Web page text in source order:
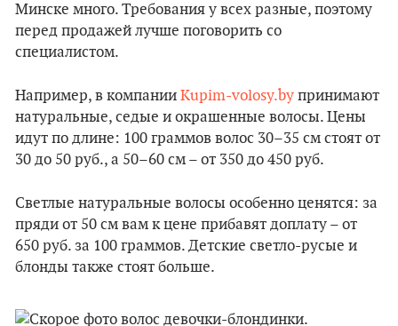
Минске много. Требования у всех разные, поэтому
перед продажей лучше поговорить со
специалистом.
Например, в компании Kupim-volosy.by принимают
натуральные, седые и окрашенные волосы. Цены
идут по длине: 100 граммов волос 30–35 см стоят от
30 до 50 руб., а 50–60 см – от 350 до 450 руб.
Светлые натуральные волосы особенно ценятся: за
пряди от 50 см вам к цене прибавят доплату – от
650 руб. за 100 граммов. Детские светло-русые и
блонды также стоят больше.